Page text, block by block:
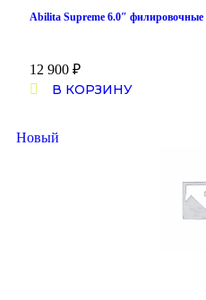
Abilita Supreme 6.0″ филировочные
12 900 ₽
В КОРЗИНУ
Новый